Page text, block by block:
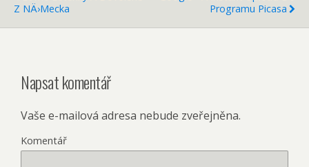
Z NÄ›mecka
Programu Picasa
Napsat komentář
Vaše e-mailová adresa nebude zveřejněna.
Komentář